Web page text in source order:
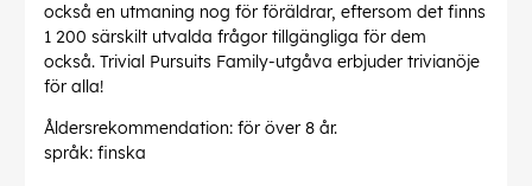
också en utmaning nog för föräldrar, eftersom det finns
1 200 särskilt utvalda frågor tillgängliga för dem
också. Trivial Pursuits Family-utgåva erbjuder trivianöje
för alla!
Åldersrekommendation: för över 8 år.
språk: finska